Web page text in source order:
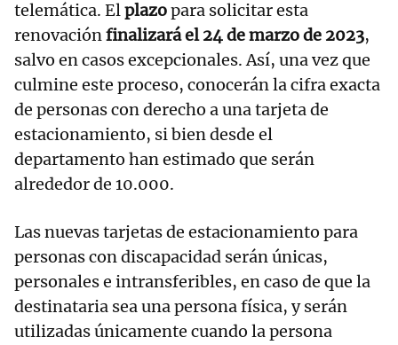
telemática. Elplazopara solicitar esta
renovaciónfinalizará el 24 de marzo de 2023,
salvo en casos excepcionales. Así, una vez que
culmine este proceso, conocerán la cifra exacta
de personas con derecho a una tarjeta de
estacionamiento, si bien desde el
departamento han estimado que serán
alrededor de 10.000.
Las nuevas tarjetas de estacionamiento para
personas con discapacidad serán únicas,
personales e intransferibles, en caso de que la
destinataria sea una persona física, y serán
utilizadas únicamente cuando la persona